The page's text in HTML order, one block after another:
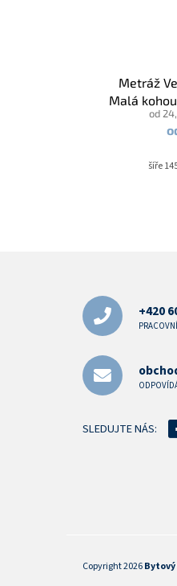
Metráž
Malá
od
šíře
+420
SLEDUJTE NÁS:
Copyright 2026